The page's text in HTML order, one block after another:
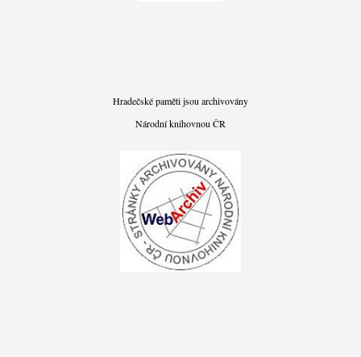
Hradečské paměti jsou archivovány
Národní knihovnou ČR